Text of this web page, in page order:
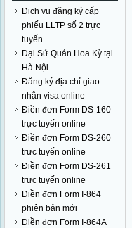
Dịch vụ đăng ký cấp
phiếu LLTP số 2 trực
tuyến
Đại Sứ Quán Hoa Kỳ tại
Hà Nội
Đăng ký địa chỉ giao
nhận visa online
Điền đơn Form DS-160
trực tuyến online
Điền đơn Form DS-260
trực tuyến online
Điền đơn Form DS-261
trực tuyến online
Điền đơn Form I-864
phiên bản mới
Điền đơn Form I-864A